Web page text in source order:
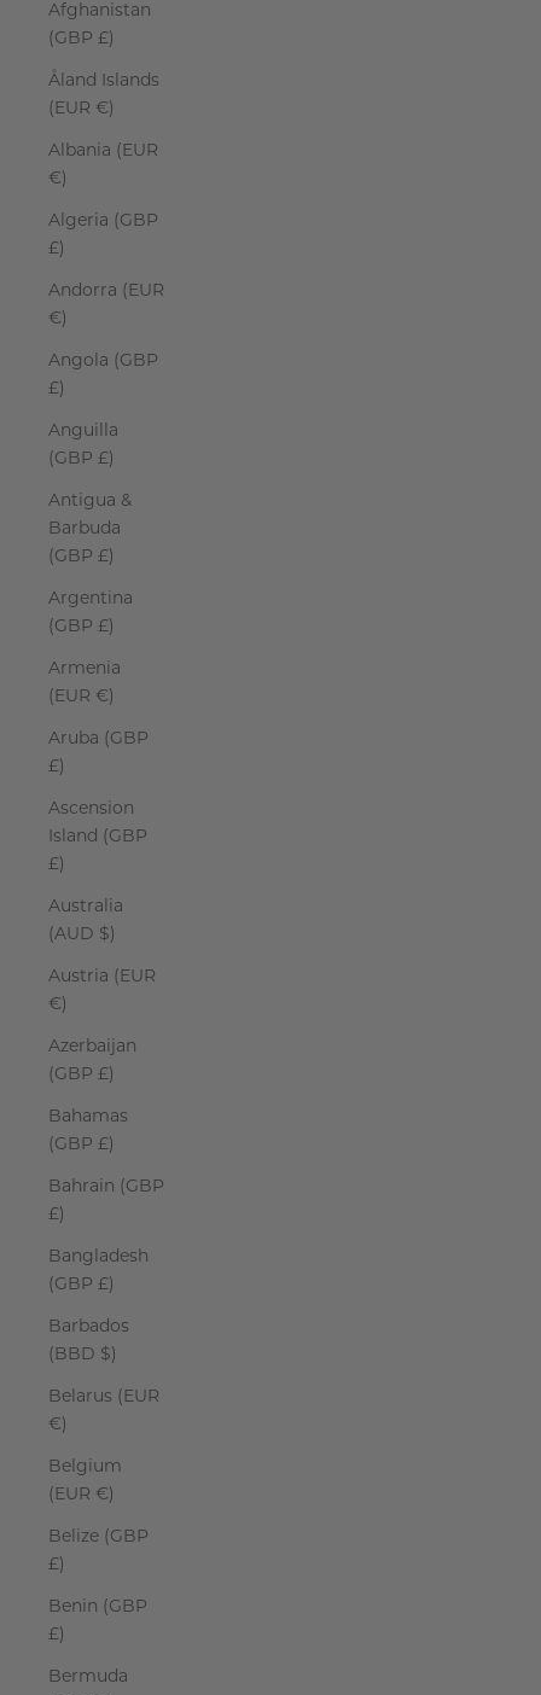
Afghanistan
(GBP £)
Åland Islands
(EUR €)
Albania (EUR
€)
Algeria (GBP
£)
Andorra (EUR
€)
Angola (GBP
£)
Anguilla
(GBP £)
Antigua &
Barbuda
(GBP £)
Argentina
(GBP £)
Armenia
(EUR €)
Aruba (GBP
£)
Ascension
Island (GBP
£)
Australia
(AUD $)
Austria (EUR
€)
Azerbaijan
(GBP £)
Bahamas
(GBP £)
Bahrain (GBP
£)
Bangladesh
(GBP £)
Barbados
(BBD $)
Belarus (EUR
€)
Belgium
(EUR €)
Belize (GBP
£)
Benin (GBP
£)
Bermuda